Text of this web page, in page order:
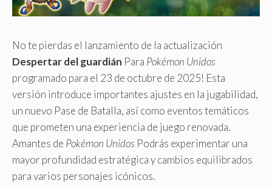
No te pierdas el lanzamiento de la actualización
Despertar del guardián Para Pokémon Unidos
programado para el 23 de octubre de 2025! Esta
versión introduce importantes ajustes en la jugabilidad,
un nuevo Pase de Batalla, así como eventos temáticos
que prometen una experiencia de juego renovada.
Amantes de Pokémon Unidos Podrás experimentar una
mayor profundidad estratégica y cambios equilibrados
para varios personajes icónicos.